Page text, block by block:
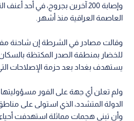
وإصابة 200 آخرين بجروح، في أحد
العاصمة العراقية منذ أشهر.
وقالت مصادر في الشرطة إن شاحنة
للخضار بمنطقة الصدر المكتظة
يستهدف بغداد بعد حزمة الإصلاحات
ولم تعلن أي جهة على الفور
الدولة المتشدد، الذي استولى على
وأن تبنى هجمات مماثلة استهدفت